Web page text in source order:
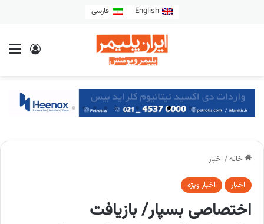
English فارسی
خانه/ اخبار
اخبار اخبار ویژه
اختصاصی بسپار/ بازیافت